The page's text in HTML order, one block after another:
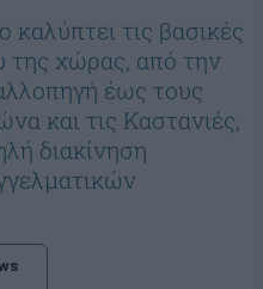
καλύπτει τις βασικές
της χώρας, από την
έως τους
και τις Καστανιές,
διακίνηση